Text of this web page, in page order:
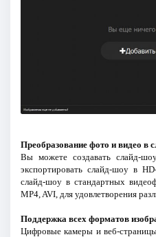
Преобразование фото и видео в
Вы можете создавать слайд-
экспортировать слайд-шоу в
слайд-шоу в стандартных
MP4, AVI, для удовлетворения
Поддержка всех форматов
Цифровые камеры и веб-